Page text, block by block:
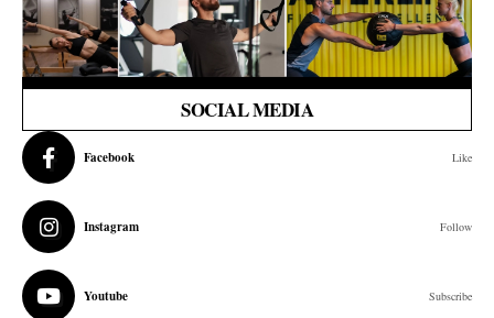
SOCIAL MEDIA
Facebook Like
Instagram Follow
Youtube Subscribe